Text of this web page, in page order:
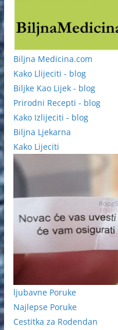
Biljna Medicina.com
Kako Llijeciti - blog
Biljke Kao Lijek - blog
Prirodni Recepti - blog
Kako Izlijeciti - blog
Biljna Ljekarna
Kako Lijeciti
ljubavne Poruke
Najlepse Poruke
Cestitka za Rodendan